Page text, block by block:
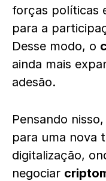
forças políticas
para a
Desse modo, o
ainda mais
adesão.
Pensando nisso,
para uma nova
digitalização,
negociar